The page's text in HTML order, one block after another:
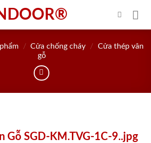
/ Cửa chống cháy /
Cửa thép vân
gỗ
Gỗ SGD-KM.TVG-1C-9..jpg